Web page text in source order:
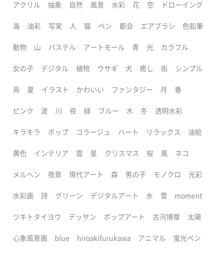
アクリル 抽象 自然 風景 水彩 花 空 ドローイング
海 油彩 写実 人 猫 ペン 都会 エアブラシ 色鉛筆
動物 山 パステル アートモール 青 光 カラフル
女の子 デジタル 植物 ウサギ 犬 癒し 街 シンプル
鳥 夏 イラスト かわいい ファンタジー 月 春
ピンク 波 川 夜 緑 ブルー 木 冬 透明水彩
キラキラ ポップ コラージュ ハート リラックス 油絵
黄色 インテリア 雲 星 クリスマス 桜 風 ネコ
メルヘン 夜景 現代アート 森 男の子 モノクロ 光彩
水彩画 詩 グリーン デジタルアート 水 雪 moment
ツキトタイヨウ デッサン ポップアート 古河博章 太陽
心象風景画 blue hiroakifurukawa アニマル 蛍光ペン